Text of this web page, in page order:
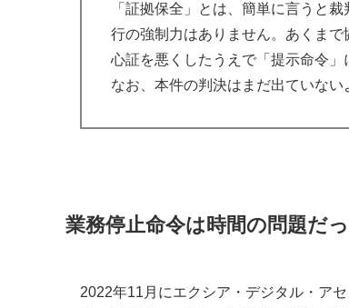
「証拠保全」とは、簡単に言うと
行の強制力はありません。あくま
心証を悪くしたうえで「提示命令」
なお、本件の判決はまだ出ていない
業務停止命令は時間の問題だ
2022年11月にエクシア・デジタル・ア